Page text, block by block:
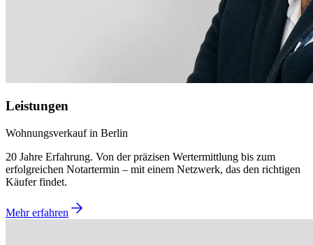
Leistungen
Wohnungsverkauf in Berlin
20 Jahre Erfahrung. Von der präzisen Wertermittlung bis zum
erfolgreichen Notartermin – mit einem Netzwerk, das den richtigen
Käufer findet.
Mehr erfahren